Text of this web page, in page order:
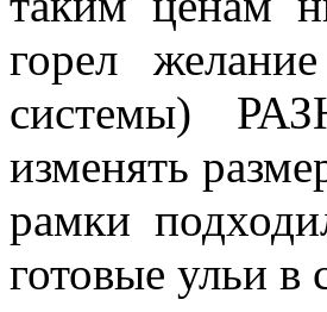
горел
системы)
изменять
рамки
готовые ульи в